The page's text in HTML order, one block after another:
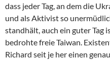
dass jeder Tag, an dem die
und als Aktivist so
standhält, auch ein guter Tag
bedrohte freie Taiwan.
Richard seit je her einen